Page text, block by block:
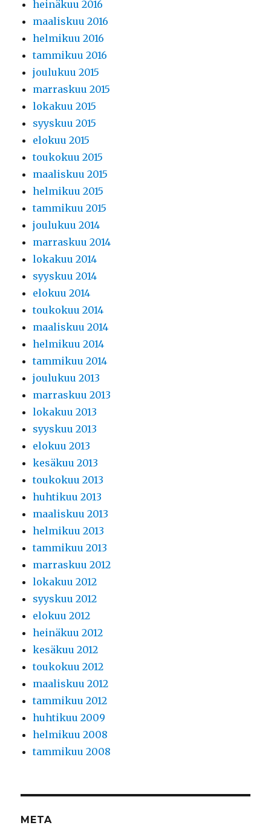
heinäkuu 2016
maaliskuu 2016
helmikuu 2016
tammikuu 2016
joulukuu 2015
marraskuu 2015
lokakuu 2015
syyskuu 2015
elokuu 2015
toukokuu 2015
maaliskuu 2015
helmikuu 2015
tammikuu 2015
joulukuu 2014
marraskuu 2014
lokakuu 2014
syyskuu 2014
elokuu 2014
toukokuu 2014
maaliskuu 2014
helmikuu 2014
tammikuu 2014
joulukuu 2013
marraskuu 2013
lokakuu 2013
syyskuu 2013
elokuu 2013
kesäkuu 2013
toukokuu 2013
huhtikuu 2013
maaliskuu 2013
helmikuu 2013
tammikuu 2013
marraskuu 2012
lokakuu 2012
syyskuu 2012
elokuu 2012
heinäkuu 2012
kesäkuu 2012
toukokuu 2012
maaliskuu 2012
tammikuu 2012
huhtikuu 2009
helmikuu 2008
tammikuu 2008
META